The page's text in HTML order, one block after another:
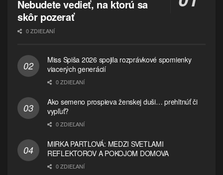
Nebudete vedieť, na ktorú sa
skôr pozerať
0 ZDIEĽANÍ
Miss Spiša 2026 spojila rozprávkové spomienky
viacerých generácií
0 ZDIEĽANÍ
Ako semeno prospieva ženskej duši… prehltnúť či
vypľuť?
0 ZDIEĽANÍ
MIRKA PARTLOVÁ: MEDZI SVETLAMI
REFLEKTOROV A POKOJOM DOMOVA
0 ZDIEĽANÍ